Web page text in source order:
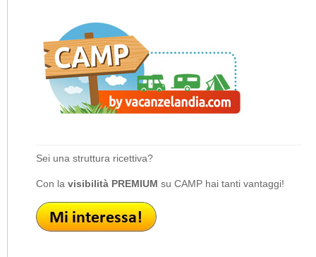
Sei una struttura ricettiva?
Con la visibilità PREMIUM su CAMP hai tanti vantaggi!